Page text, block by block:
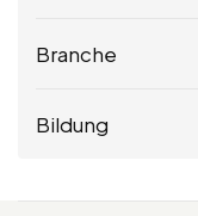
Branche
Bildung